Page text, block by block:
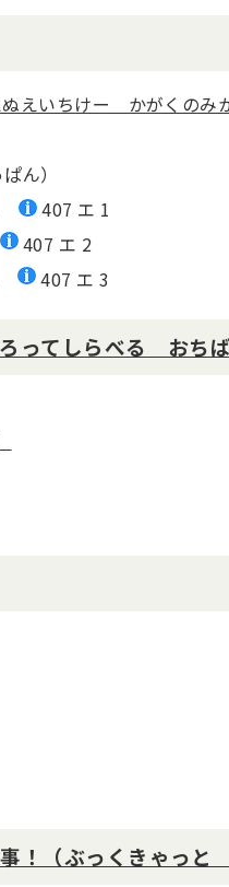
えいちけー かがくのみ
ん）
407 エ 1
407 エ 2
407 エ 3
ってしらべる おちば
！（ぶっくきゃっと